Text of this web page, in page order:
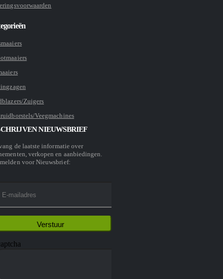
Zuigers
Veegmachines
NIEUWSBRIEF
de laatste informatie over
verkopen en aanbiedingen.
voor Nieuwsbrief: